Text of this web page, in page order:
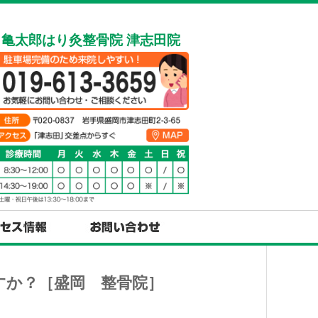
亀太郎はり灸整骨院 津志田院
？［盛岡 整骨院］